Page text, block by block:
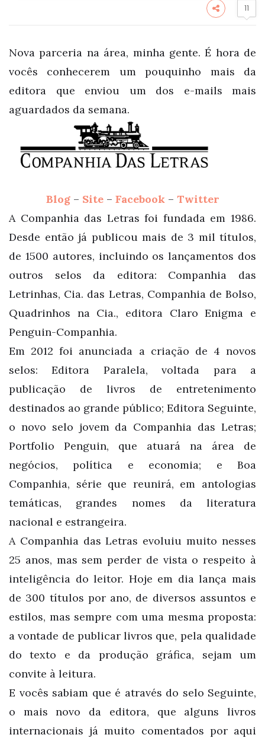
11
Nova parceria na área, minha gente. É hora de
vocês conhecerem um pouquinho mais da
editora que enviou um dos e-mails mais
aguardados da semana.
Blog– Site– Facebook– Twitter
A Companhia das Letras foi fundada em 1986.
Desde então já publicou mais de 3 mil títulos,
de 1500 autores, incluindo os lançamentos dos
outros selos da editora: Companhia das
Letrinhas, Cia. das Letras, Companhia de Bolso,
Quadrinhos na Cia., editora Claro Enigma e
Penguin-Companhia.
Em 2012 foi anunciada a criação de 4 novos
selos: Editora Paralela, voltada para a
publicação de livros de entretenimento
destinados ao grande público; Editora Seguinte,
o novo selo jovem da Companhia das Letras;
Portfolio Penguin, que atuará na área de
negócios, política e economia; e Boa
Companhia, série que reunirá, em antologias
temáticas, grandes nomes da literatura
nacional e estrangeira.
A Companhia das Letras evoluiu muito nesses
25 anos, mas sem perder de vista o respeito à
inteligência do leitor. Hoje em dia lança mais
de 300 títulos por ano, de diversos assuntos e
estilos, mas sempre com uma mesma proposta:
a vontade de publicar livros que, pela qualidade
do texto e da produção gráfica, sejam um
convite à leitura.
E vocês sabiam que é através do selo Seguinte,
o mais novo da editora, que alguns livros
internacionais já muito comentados por aqui